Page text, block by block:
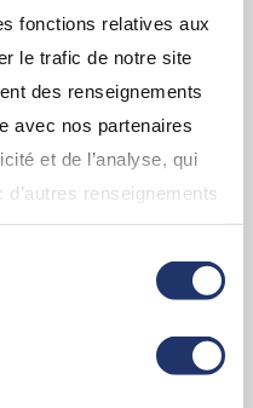
fonctions relatives aux
le trafic de notre site
des renseignements
avec nos partenaires
et de l’analyse, qui
renseignements
ont collectés lors de
En continuant d’utiliser
l’utilisation de nos
tous les sites Web
Assante